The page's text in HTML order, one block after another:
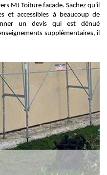
MJ Toiture facade. Sachez qu'il
et accessibles à beaucoup de
un devis qui est dénué
supplémentaires, il